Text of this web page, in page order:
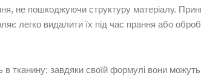
пошкоджуючи структуру матеріалу.
легко видалити їх під час прання або
тканину; завдяки своїй формулі вони